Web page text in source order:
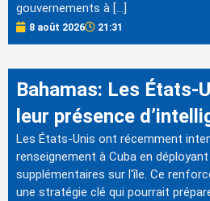
gouvernements à […]
8 août 2026 21:31
Bahamas: Les États-
leur présence
Les États-Unis ont récemment
renseignement à Cuba en
supplémentaires sur l'île. Ce
une stratégie clé qui pourrait